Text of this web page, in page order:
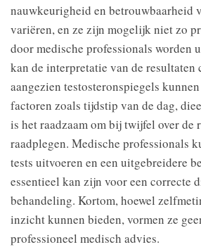
nauwkeurigheid en betrouwbaarheid
variëren, en ze zijn mogelijk niet zo
door medische professionals worden
kan de interpretatie van de resultaten
aangezien testosteronspiegels
factoren zoals tijdstip van de dag,
is het raadzaam om bij twijfel over de
raadplegen. Medische professionals
tests uitvoeren en een uitgebreidere
essentieel kan zijn voor een correcte
behandeling. Kortom, hoewel
inzicht kunnen bieden, vormen ze
professioneel medisch advies.